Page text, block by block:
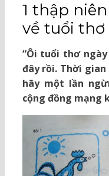
1 thập
về tuổi thơ
“Ôi tuổi thơ
đây rồi. Thời
hãy một lần
cộng đồng mạng